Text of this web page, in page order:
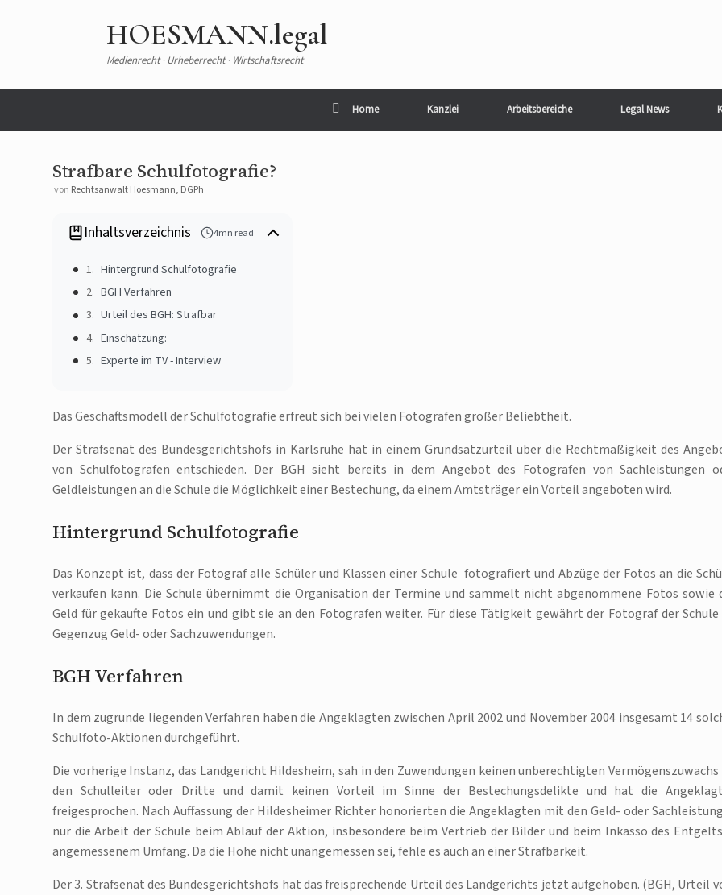
HOESMANN.legal
Medienrecht · Urheberrecht · Wirtschaftsrecht
Home Kanzlei Arbeitsbereiche Legal News
Strafbare Schulfotografie?
von Rechtsanwalt Hoesmann, DGPh
Inhaltsverzeichnis 4mn read
Hintergrund Schulfotografie
BGH Verfahren
Urteil des BGH: Strafbar
Einschätzung:
Experte im TV - Interview
Das Geschäftsmodell der Schulfotografie erfreut sich bei vielen Fotografen großer Beliebtheit.
Der Strafsenat des Bundesgerichtshofs in Karlsruhe hat in einem Grundsatzurteil über die Rechtmäßigkeit des
von Schulfotografen entschieden. Der BGH sieht bereits in dem Angebot des Fotografen von Sachleistungen
Geldleistungen an die Schule die Möglichkeit einer Bestechung, da einem Amtsträger ein Vorteil angeboten wird.
Hintergrund Schulfotografie
Das Konzept ist, dass der Fotograf alle Schüler und Klassen einer Schule fotografiert und Abzüge der Fotos an die
verkaufen kann. Die Schule übernimmt die Organisation der Termine und sammelt nicht abgenommene Fotos sowie
Geld für gekaufte Fotos ein und gibt sie an den Fotografen weiter. Für diese Tätigkeit gewährt der Fotograf der
Gegenzug Geld- oder Sachzuwendungen.
BGH Verfahren
In dem zugrunde liegenden Verfahren haben die Angeklagten zwischen April 2002 und November 2004 insgesamt 14
Schulfoto-Aktionen durchgeführt.
Die vorherige Instanz, das Landgericht Hildesheim, sah in den Zuwendungen keinen unberechtigten
den Schulleiter oder Dritte und damit keinen Vorteil im Sinne der Bestechungsdelikte und hat die
freigesprochen. Nach Auffassung der Hildesheimer Richter honorierten die Angeklagten mit den Geld- oder
nur die Arbeit der Schule beim Ablauf der Aktion, insbesondere beim Vertrieb der Bilder und beim Inkasso des
angemessenem Umfang. Da die Höhe nicht unangemessen sei, fehle es auch an einer Strafbarkeit.
Der 3. Strafsenat des Bundesgerichtshofs hat das freisprechende Urteil des Landgerichts jetzt aufgehoben. (BGH, Urteil